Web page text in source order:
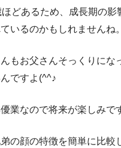
どあるため、成長期の影
いるのかもしれませんね。
もお父さんそっくりにな
ですよ(^^♪
業なので将来が楽しみで
の顔の特徴を簡単に比較